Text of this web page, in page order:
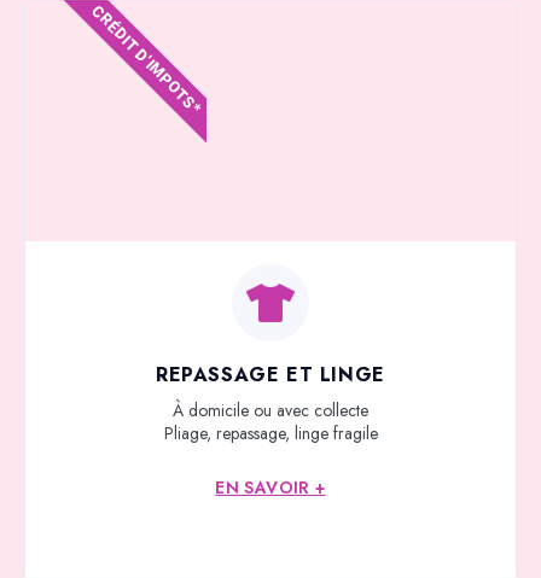
REPASSAGE ET LINGE
À domicile ou avec collecte
Pliage, repassage, linge fragile
EN SAVOIR +
CRÉDIT D'IMPOTS*